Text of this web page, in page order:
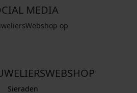
MEDIA
op
Sieraden